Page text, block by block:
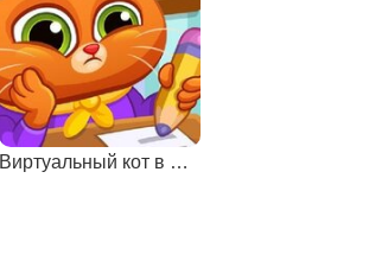
Виртуальный кот в школе